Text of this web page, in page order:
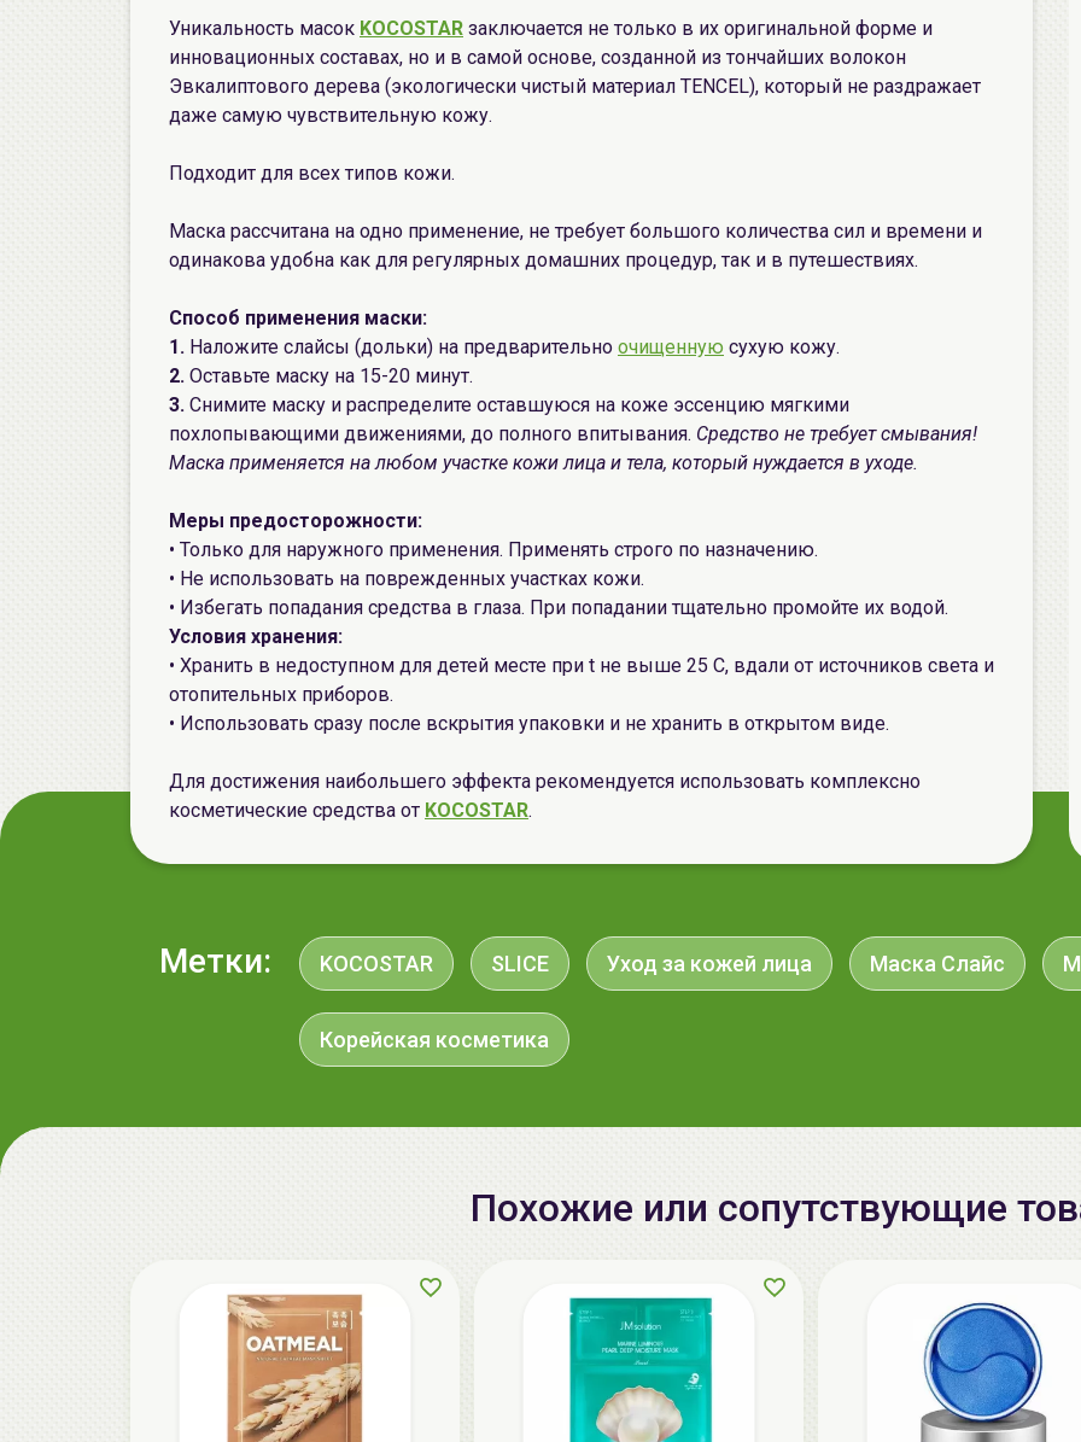
Уникальность масок KOCOSTAR заключается не только в их оригинальной форме и
инновационных составах, но и в самой основе, созданной из тончайших волокон
Эвкалиптового дерева (экологически чистый материал TENCEL), который не раздражает
даже самую чувствительную кожу.
Подходит для всех типов кожи.
Маска рассчитана на одно применение, не требует большого количества сил и времени и
одинакова удобна как для регулярных домашних процедур, так и в путешествиях.
Способ применения маски:
1. Наложите слайсы (дольки) на предварительно очищенную сухую кожу.
2. Оставьте маску на 15-20 минут.
3. Снимите маску и распределите оставшуюся на коже эссенцию мягкими
похлопывающими движениями, до полного впитывания. Средство не требует смывания!
Маска применяется на любом участке кожи лица и тела, который нуждается в уходе.
Меры предосторожности:
• Только для наружного применения. Применять строго по назначению.
• Не использовать на поврежденных участках кожи.
• Избегать попадания средства в глаза. При попадании тщательно промойте их водой.
Условия хранения:
• Хранить в недоступном для детей месте при t не выше 25 С, вдали от источников света и
отопительных приборов.
• Использовать сразу после вскрытия упаковки и не хранить в открытом виде.
Для достижения наибольшего эффекта рекомендуется использовать комплексно
косметические средства от KOCOSTAR.
Метки: KOCOSTAR SLICE Уход за кожей лица Маска Слайс
Корейская косметика
Похожие или сопутствующие